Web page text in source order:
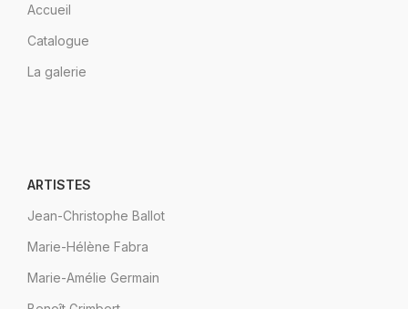
Accueil
Catalogue
La galerie
ARTISTES
Jean-Christophe Ballot
Marie-Hélène Fabra
Marie-Amélie Germain